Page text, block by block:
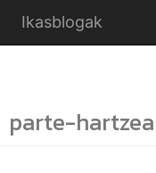
Ikasblogak
parte-hartzea